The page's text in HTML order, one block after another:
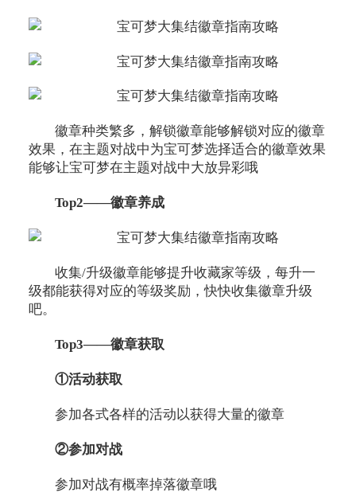
徽章种类繁多，解锁徽章能够解锁对应的徽章
效果，在主题对战中为宝可梦选择适合的徽章效果
能够让宝可梦在主题对战中大放异彩哦
Top2——徽章养成
收集/升级徽章能够提升收藏家等级，每升一
级都能获得对应的等级奖励，快快收集徽章升级
吧。
Top3——徽章获取
①活动获取
参加各式各样的活动以获得大量的徽章
②参加对战
参加对战有概率掉落徽章哦